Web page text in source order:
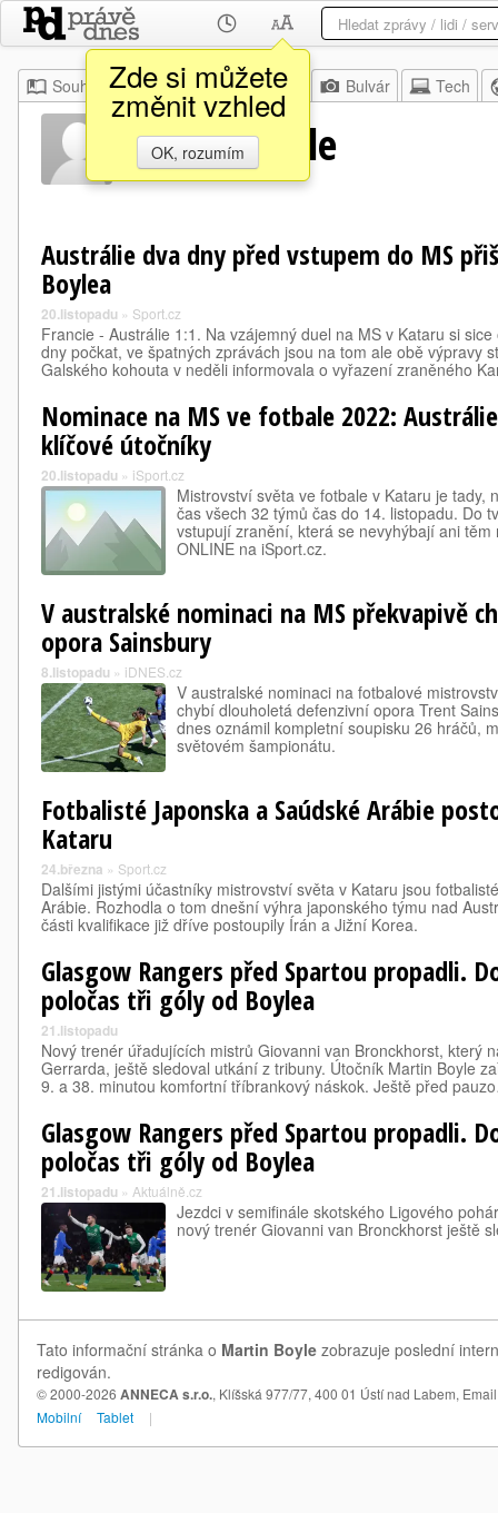
Zde si můžete
změnit vzhled
OK, rozumím
Souhrn Moje Z domova Bulvár Tech
Martin Boyle
Austrálie dva dny před vstupem do MS
Boylea
20.listopadu » Sport.cz
Francie - Austrálie 1:1. Na vzájemný duel na MS v Kataru si
dny počkat, ve špatných zprávách jsou na tom ale obě výpravy
Galského kohouta v neděli informovala o vyřazení zraněného
Nominace na MS ve fotbale 2022:
klíčové útočníky
20.listopadu » iSport.cz
Mistrovství světa ve fotbale v Kataru je tady,
čas všech 32 týmů čas do 14. listopadu. Do
vstupují zranění, která se nevyhýbají ani
ONLINE na iSport.cz.
V australské nominaci na MS překvapivě
opora Sainsbury
8.listopadu » iDNES.cz
V australské nominaci na fotbalové
chybí dlouholetá defenzivní opora Trent
dnes oznámil kompletní soupisku 26 hráčů,
světovém šampionátu.
Fotbalisté Japonska a Saúdské Arábie
Kataru
24.března » Sport.cz
Dalšími jistými účastníky mistrovství světa v Kataru jsou
Arábie. Rozhodla o tom dnešní výhra japonského týmu nad
části kvalifikace již dříve postoupily Írán a Jižní Korea.
Glasgow Rangers před Spartou propadli.
poločas tři góly od Boylea
21.listopadu
Nový trenér úřadujících mistrů Giovanni van Bronckhorst, který
Gerrarda, ještě sledoval utkání z tribuny. Útočník Martin Boyle
9. a 38. minutou komfortní tříbrankový náskok. Ještě před
Glasgow Rangers před Spartou propadli.
poločas tři góly od Boylea
21.listopadu » Aktuálně.cz
Jezdci v semifinále skotského Ligového
nový trenér Giovanni van Bronckhorst ještě
Tato informační stránka o Martin Boyle zobrazuje poslední
redigován.
© 2000-2026 ANNECA s.r.o., Klíšská 977/77, 400 01 Ústí nad Labem,
Mobilní
Tablet |